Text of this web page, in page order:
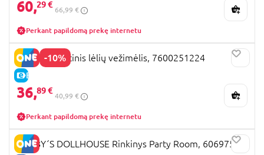
60,29 €
66,99 €
Perkant papildomą prekę internetu
-10%
E-KAINA
SMOBY sportinis lėlių vežimėlis, 7600251224
36,89 €
40,99 €
Perkant papildomą prekę internetu
GABBY´S DOLLHOUSE Rinkinys Party Room, 6069755